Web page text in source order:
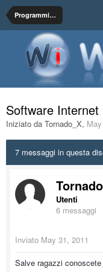
Programmi, Utility ed Applicativi
Software Internet
Iniziato da Tornado_X,
7 messaggi in questa
Utenti
6 messaggi
Inviato May 31, 2011
Salve ragazzi